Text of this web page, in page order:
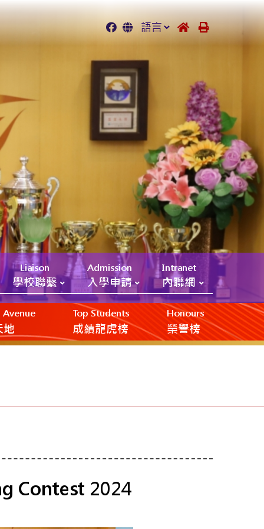
Liaison
學校聯繫
Admission
入學申請
Intranet
內聯網
地
Top Students
成績龍虎榜
Honours
榮譽榜
Contest 2024